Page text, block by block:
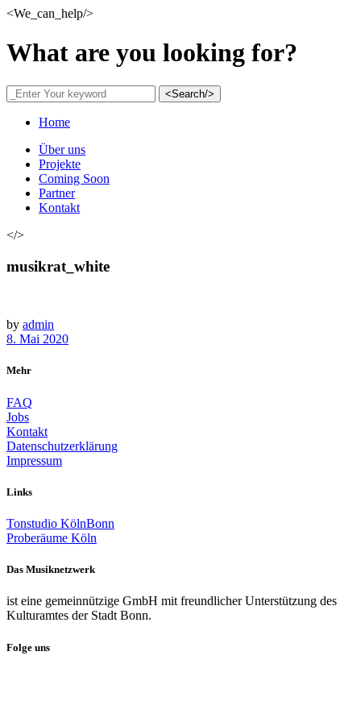
<We_can_help/>
What are you looking for?
<Search/>
Home
Über uns
Projekte
Coming Soon
Partner
Kontakt
</>
musikrat_white
by admin
8. Mai 2020
Mehr
FAQ
Jobs
Kontakt
Datenschutzerklärung
Impressum
Links
Tonstudio KölnBonn
Proberäume Köln
Das Musiknetzwerk
ist eine gemeinnützige GmbH mit freundlicher Unterstützung des
Kulturamtes der Stadt Bonn.
Folge uns